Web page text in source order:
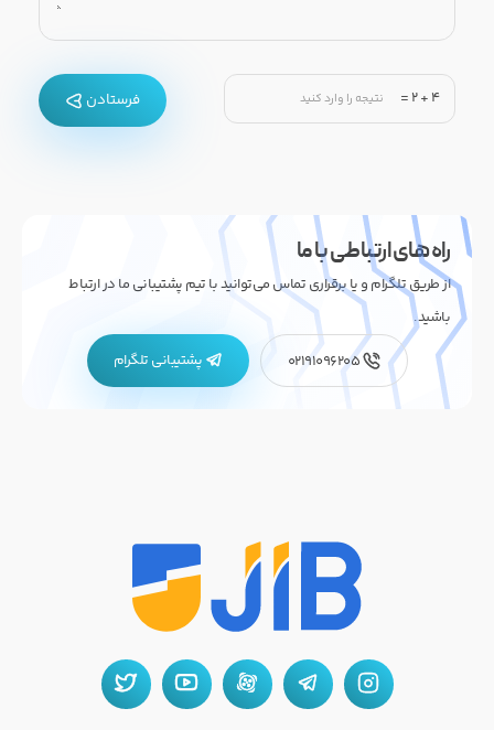
4
+
2
= فرستادن
راه های ارتباطی با ما
از طریق تلگرام و یا برقراری تماس می‌توانید با تیم پشتیبانی ما در ارتباط
باشید.
02191096205
پشتیبانی تلگرام